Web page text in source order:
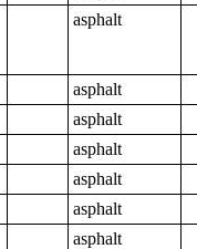
asphalt
asphalt
asphalt
asphalt
asphalt
asphalt
asphalt